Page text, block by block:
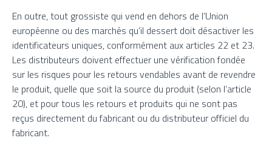
En outre, tout grossiste qui vend en dehors de l’Union
européenne ou des marchés qu’il dessert doit désactiver les
identificateurs uniques, conformément aux articles 22 et 23.
Les distributeurs doivent effectuer une vérification fondée
sur les risques pour les retours vendables avant de revendre
le produit, quelle que soit la source du produit (selon l’article
20), et pour tous les retours et produits qui ne sont pas
reçus directement du fabricant ou du distributeur officiel du
fabricant.